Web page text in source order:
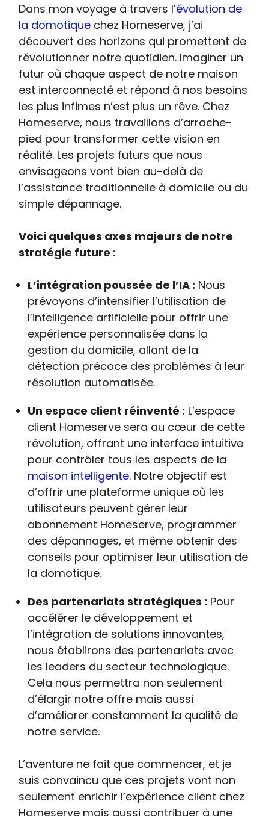
Dans mon voyage à travers l’évolution de
la domotique chez Homeserve, j’ai
découvert des horizons qui promettent de
révolutionner notre quotidien. Imaginer un
futur où chaque aspect de notre maison
est interconnecté et répond à nos besoins
les plus infimes n’est plus un rêve. Chez
Homeserve, nous travaillons d’arrache-
pied pour transformer cette vision en
réalité. Les projets futurs que nous
envisageons vont bien au-delà de
l’assistance traditionnelle à domicile ou du
simple dépannage.
Voici quelques axes majeurs de notre
stratégie future :
L’intégration poussée de l’IA : Nous
prévoyons d’intensifier l’utilisation de
l’intelligence artificielle pour offrir une
expérience personnalisée dans la
gestion du domicile, allant de la
détection précoce des problèmes à leur
résolution automatisée.
Un espace client réinventé : L’espace
client Homeserve sera au cœur de cette
révolution, offrant une interface intuitive
pour contrôler tous les aspects de la
maison intelligente. Notre objectif est
d’offrir une plateforme unique où les
utilisateurs peuvent gérer leur
abonnement Homeserve, programmer
des dépannages, et même obtenir des
conseils pour optimiser leur utilisation de
la domotique.
Des partenariats stratégiques : Pour
accélérer le développement et
l’intégration de solutions innovantes,
nous établirons des partenariats avec
les leaders du secteur technologique.
Cela nous permettra non seulement
d’élargir notre offre mais aussi
d’améliorer constamment la qualité de
notre service.
L’aventure ne fait que commencer, et je
suis convaincu que ces projets vont non
seulement enrichir l’expérience client chez
Homeserve mais aussi contribuer à une